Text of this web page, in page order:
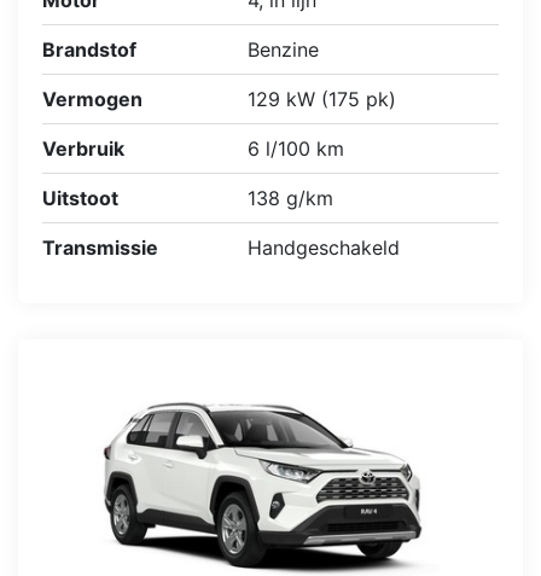
Brandstof Benzine
Vermogen 129 kW (175 pk)
Verbruik 6 l/100 km
Uitstoot 138 g/km
Transmissie Handgeschakeld